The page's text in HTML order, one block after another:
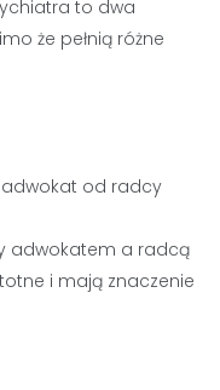
to dwa
że pełnią różne
adwokat od radcy
adwokatem a radcą
i mają znaczenie